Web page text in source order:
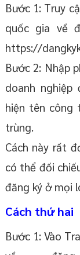
Bước 1: Truy
quốc gia về
https://
Bước 2: Nhập
doanh
hiện tên công
trùng.
Cách này rất
có thể đối
đăng ký ở mọi
Cách thứ hai
Bước 1: Vào